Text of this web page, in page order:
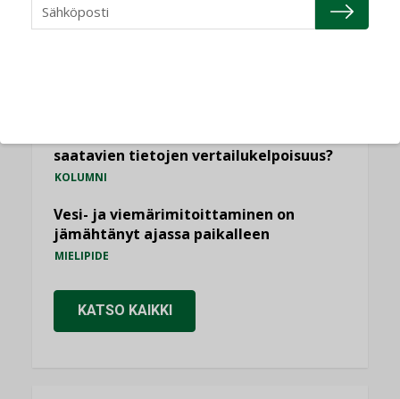
KOLUMNI
saatavien tietojen vertailukelpoisuus?
KOLUMNI
Vesi- ja viemärimitoittaminen on
jämähtänyt ajassa paikalleen
MIELIPIDE
KATSO KAIKKI